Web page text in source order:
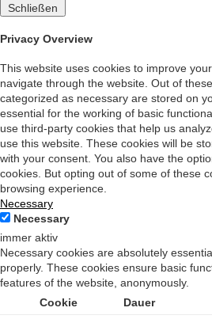
Schließen
Privacy Overview
This website uses cookies to improve
navigate through the website. Out of
categorized as necessary are stored on
essential for the working of basic
use third-party cookies that help us
use this website. These cookies will be
with your consent. You also have the
cookies. But opting out of some of these
browsing experience.
Necessary
Necessary
immer aktiv
Necessary cookies are absolutely
properly. These cookies ensure basic
features of the website, anonymously.
Cookie
Dauer